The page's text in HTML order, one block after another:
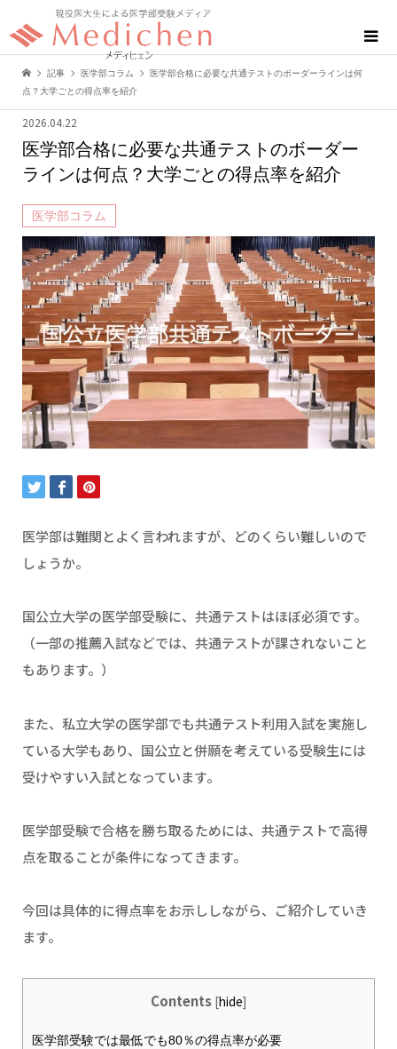
記事 医学部コラム
医学部合格に必要な共通テストのボーダーラインは何
点？大学ごとの得点率を紹介
2026.04.22
医学部合格に必要な共通テストのボーダー
ラインは何点？大学ごとの得点率を紹介
医学部コラム
医学部は難関とよく言われますが、どのくらい難しいので
しょうか。
国公立大学の医学部受験に、共通テストはほぼ必須です。
（一部の推薦入試などでは、共通テストが課されないこと
もあります。）
また、私立大学の医学部でも共通テスト利用入試を実施し
ている大学もあり、国公立と併願を考えている受験生には
受けやすい入試となっています。
医学部受験で合格を勝ち取るためには、共通テストで高得
点を取ることが条件になってきます。
今回は具体的に得点率をお示ししながら、ご紹介していき
ます。
Contents [hide]
医学部受験では最低でも80％の得点率が必要